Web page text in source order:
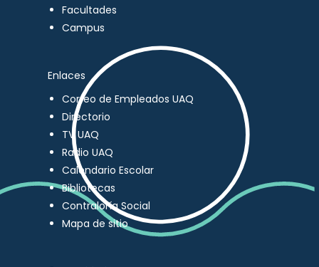
Facultades
Campus
Enlaces
Correo de Empleados UAQ
Directorio
TV UAQ
Radio UAQ
Calendario Escolar
Bibliotecas
Contraloría Social
Mapa de sitio